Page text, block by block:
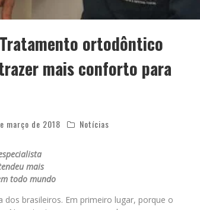
ortodôntico
mais conforto para
março de 2018 Notícias
mais
todo mundo
brasileiros. Em primeiro lugar, porque o